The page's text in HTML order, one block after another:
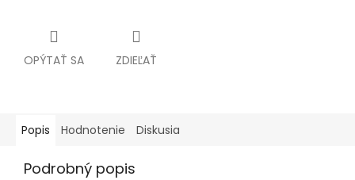
OPÝTAŤ SA ZDIEĽAŤ
Popis Hodnotenie Diskusia
Podrobný popis